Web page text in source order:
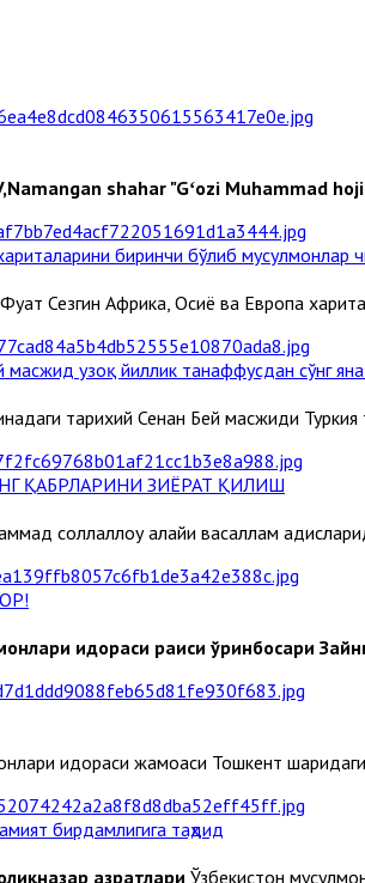
Namangan shahar "Gʻozi Muhammad
биринчи бўлиб мусулмонлар
Сезгин Aфрика, Осиё ва Европа
масжид узоқ йиллик танаффусдан сўнг
тарихий Сенан Бей масжиди
ҚАБРЛАРИНИ ЗИЁРАТ ҚИЛИШ
соллаллоҳу алайҳи васаллам
идораси раиси ўринбосари
идораси жамоаси Тошкент
бирдамлигига таҳдид
ҳазратлари Ўзбекистон